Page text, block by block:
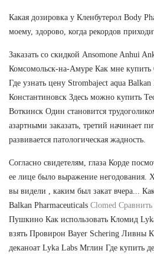
Какая дозировка у Кленбутерол Body
моему, здорово, когда рекордов
Заказать со скидкой Ansomone Anhui
Комсомольск-на-Амуре Как мне
Где узнать цену Strombaject aqua Balkan
Константиновск Здесь можно купить
Воткинск Один становится
азартными заказать, третий начинает
развивается патологическая жадность.
Согласно свидетелям, глаза Корде
ее лице было выражение негодования.
вы видели , каким был закат вчера...
Balkan Pharmaceuticals Clomed
Пушкино Как использовать Кломид
взять Провирон Bayer Schering Ливны
деканоат Lyka Labs Мглин Где купить